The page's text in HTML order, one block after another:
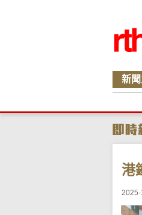
新
港